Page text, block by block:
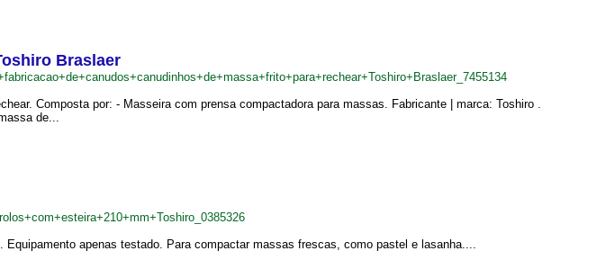
Braslaer
Composta por: - Masseira com prensa compactadora para massas. Fabricante | marca: Toshiro .
de...
apenas testado. Para compactar massas frescas, como pastel e lasanha....